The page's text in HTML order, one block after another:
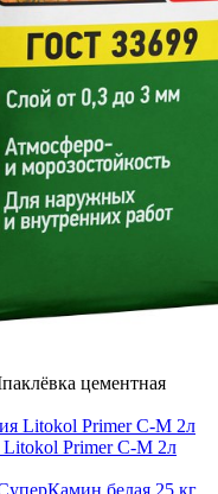
цементная
Litokol Primer С-М 2л